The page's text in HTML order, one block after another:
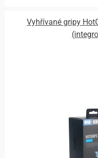
Vyhřívané gripy